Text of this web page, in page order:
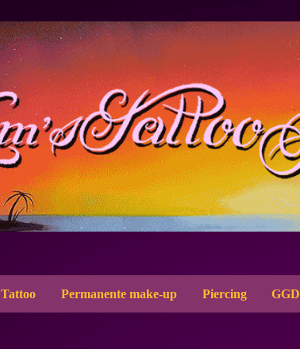
Tattoo Permanente make-up Piercing GGD